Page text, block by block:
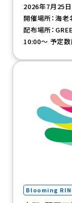
2026年7月25日
開催場所：海
配布場所：
10:00～ 予定
Blooming
（新規タブで開き